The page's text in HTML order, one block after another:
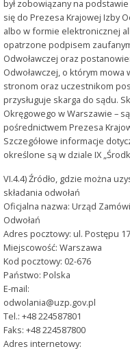
był zobowiązany na
się do Prezesa Krajowej Izby
albo w formie elektronicznej
opatrzone podpisem
Odwoławczej oraz
Odwoławczej, o którym mowa
stronom oraz uczestnikom
przysługuje skarga do sądu.
Okręgowego w Warszawie –
pośrednictwem Prezesa
Szczegółowe informacje
określone są w dziale IX
VI.4.4) Źródło, gdzie można
składania odwołań
Oficjalna nazwa: Urząd
Odwołań
Adres pocztowy: ul. Postępu
Miejscowość: Warszawa
Kod pocztowy: 02-676
Państwo: Polska
E-mail:
odwolania@uzp.gov.pl
Tel.: +48 224587801
Faks: +48 224587800
Adres internetowy: